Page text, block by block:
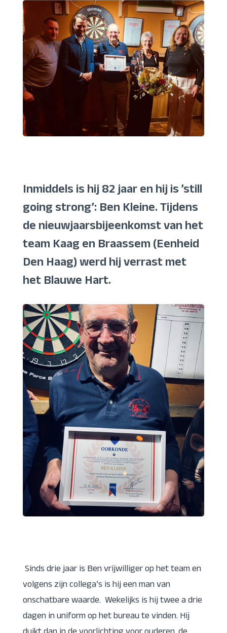
Inmiddels is hij 82 jaar en hij is ’still
going strong’: Ben Kleine. Tijdens
de nieuwjaarsbijeenkomst van het
team Kaag en Braassem (Eenheid
Den Haag) werd hij verrast met
het Blauwe Hart.
Sinds drie jaar is Ben vrijwilliger op het team en
volgens zijn collega’s is hij een man van
onschatbare waarde. Wekelijks is hij twee a drie
dagen in uniform op het bureau te vinden. Hij